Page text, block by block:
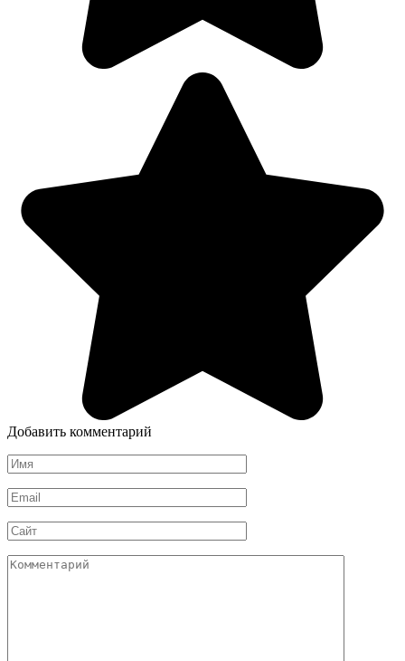
Добавить комментарий
Имя
*
Email
*
Сайт
Комментарий